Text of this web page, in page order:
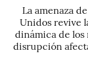
La amenaza
Unidos revive
dinámica de los
disrupción